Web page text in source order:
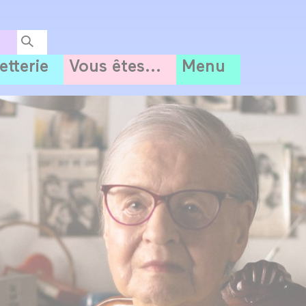
Vous êtes... Menu